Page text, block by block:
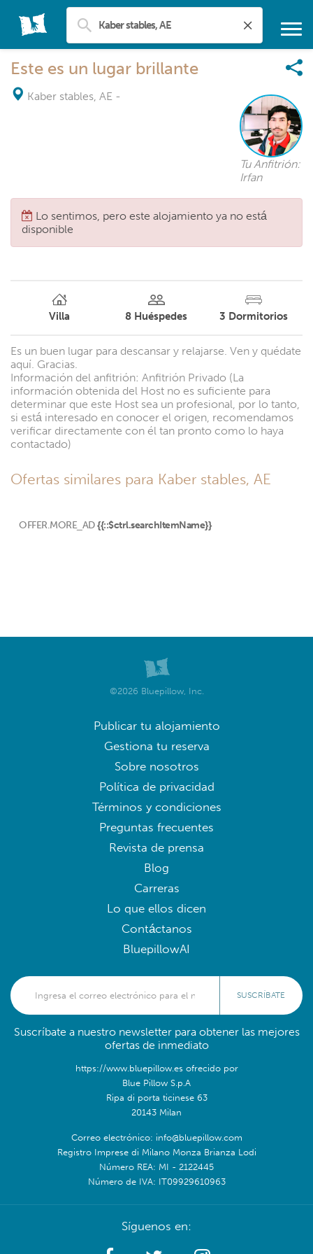
Este es un lugar brillante
Kaber stables, AE -
Tu Anfitrión:
Irfan
Lo sentimos, pero este alojamiento ya no está
disponible
Villa 8 Huéspedes 3 Dormitorios
Es un buen lugar para descansar y relajarse. Ven y quédate
aquí. Gracias.
Información del anfitrión: Anfitrión Privado (La
información obtenida del Host no es suficiente para
determinar que este Host sea un profesional, por lo tanto,
si está interesado en conocer el origen, recomendamos
verificar directamente con él tan pronto como lo haya
contactado)
Ofertas similares para Kaber stables, AE
OFFER.MORE_AD {{::$ctrl.searchItemName}}
©2026 Bluepillow, Inc.
Publicar tu alojamiento
Gestiona tu reserva
Sobre nosotros
Política de privacidad
Términos y condiciones
Preguntas frecuentes
Revista de prensa
Blog
Carreras
Lo que ellos dicen
Contáctanos
BluepillowAI
SUSCRÍBATE
Suscríbate a nuestro newsletter para obtener las mejores
ofertas de inmediato
https://www.bluepillow.es ofrecido por
Blue Pillow S.p.A
Ripa di porta ticinese 63
20143 Milan
Correo electrónico: info@bluepillow.com
Registro Imprese di Milano Monza Brianza Lodi
Número REA: MI - 2122445
Número de IVA: IT09929610963
Síguenos en: